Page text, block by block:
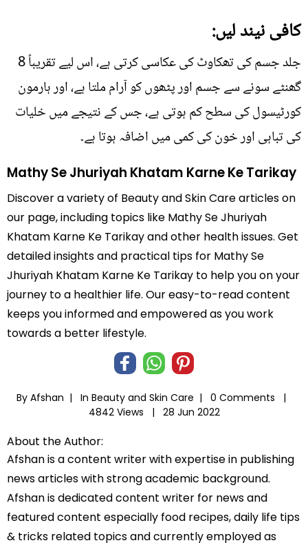
کافی نیند لیں:
جلد جسم کی تھکاوٹ کی عکاسی کرتی ہے، اس لیے تقریباً 8
گھنٹے سونے سے جسم اور پٹھوں کو آرام ملتا ہے، اور ہارمون
کورٹیسول کی سطح کم ہوتی ہے، جس کے نتیجے میں خلیات
کی تباہی اور خون کی کمی میں اضافہ ہوتا ہے۔
Mathy Se Jhuriyah Khatam Karne Ke Tarikay
Discover a variety of Beauty and Skin Care articles on
our page, including topics like Mathy Se Jhuriyah
Khatam Karne Ke Tarikay and other health issues. Get
detailed insights and practical tips for Mathy Se
Jhuriyah Khatam Karne Ke Tarikay to help you on your
journey to a healthier life. Our easy-to-read content
keeps you informed and empowered as you work
towards a better lifestyle.
By Afshan | In Beauty and Skin Care |
0 Comments |
4842 Views |
28 Jun 2022
About the Author:
Afshan is a content writer with expertise in publishing
news articles with strong academic background.
Afshan is dedicated content writer for news and
featured content especially food recipes, daily life tips
& tricks related topics and currently employed as